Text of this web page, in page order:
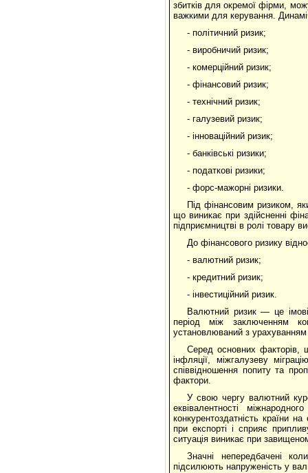
збитків для окремої фірми,
важкими для керування.
- політичний ризик;
- виробничий ризик;
- комерційний ризик;
- фінансовий ризик;
- технічний ризик;
- галузевий ризик;
- інноваційний ризик;
- банківські ризики;
- податкові ризики;
- форс-мажорні ризики.
Під фінансовим ризиком,
що виникає при здійсненні
підприємництві в ролі товару
До фінансового ризику
- валютний ризик;
- кредитний ризик;
- інвестиційний ризик.
Валютний ризик — це
період між заключенням
установлюваний з
Серед основних факторів,
інфляції, міжгалузеву
співвідношення попиту та
фактори.
У свою чергу валютний
еквівалентності
конкурентоздатність країни
при експорті і сприяє
ситуація виникає при
Значні непередбачені
підсилюють напруженість у